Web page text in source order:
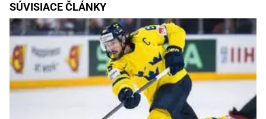
SÚVISIACE ČLÁNKY